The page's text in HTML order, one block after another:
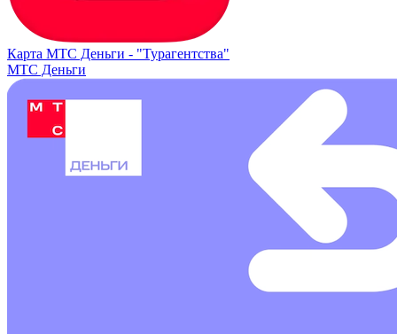
Карта МТС Деньги - "Турагентства"
МТС Деньги